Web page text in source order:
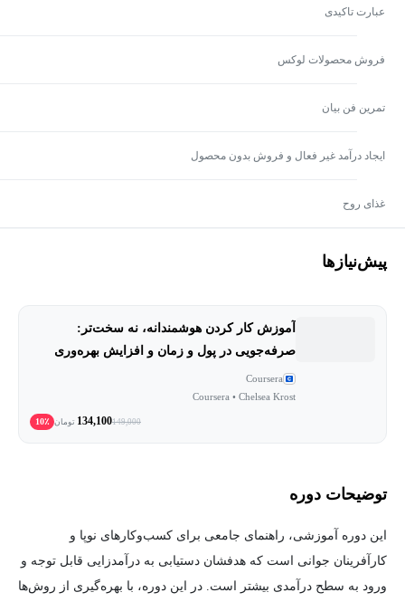
عبارت تاکیدی
فروش محصولات لوکس
تمرین فن بیان
ایجاد درآمد غیر فعال و فروش بدون محصول
غذای روح
پیش‌نیاز‌ها
آموزش کار کردن هوشمندانه، نه سخت‌تر:
صرفه‌جویی در پول و زمان و افزایش بهره‌وری
Coursera
Coursera • Chelsea Krost
149,000
134,100 تومان 10٪
توضیحات دوره
این دوره آموزشی، راهنمای جامعی برای کسب‌وکارهای نوپا و
کارآفرینان جوانی است که هدفشان دستیابی به درآمدزایی قابل توجه و
ورود به سطح درآمدی بیشتر است. در این دوره، با بهره‌گیری از روش‌ها